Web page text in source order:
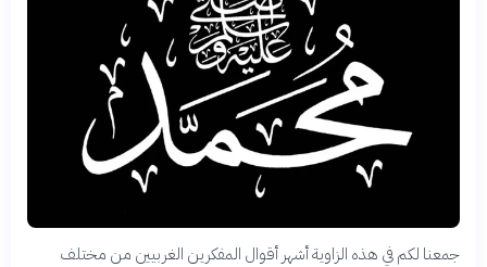
جمعنا لكم في هذه الزاوية أشهر أقوال المفكرين الغربيين من مختلف